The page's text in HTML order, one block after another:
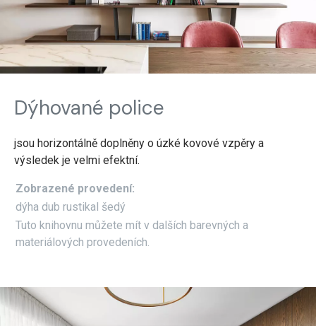
Dýhované police
jsou horizontálně doplněny o úzké kovové vzpěry a
výsledek je velmi efektní.
Zobrazené provedení:
dýha dub rustikal šedý
Tuto knihovnu můžete mít v dalších barevných a
materiálových provedeních.